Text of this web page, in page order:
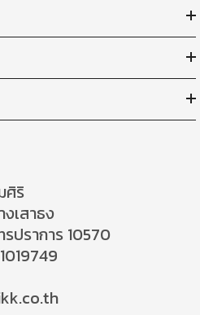
ศิริ
เสาธง
ปราการ 10570